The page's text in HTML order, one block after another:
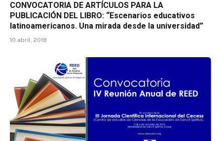
CONVOCATORIA DE ARTÍCULOS PARA LA
PUBLICACIÓN DEL LIBRO: “Escenarios educativos
latinoamericanos. Una mirada desde la universidad”
10 abril, 2018